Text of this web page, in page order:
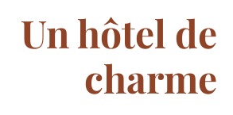
Un hôtel de
charme